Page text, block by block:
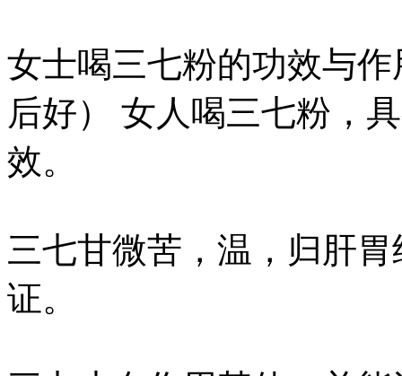
女士喝三七粉的功效与
后好） 女人喝三七粉，
效。
三七甘微苦，温，归肝
证。